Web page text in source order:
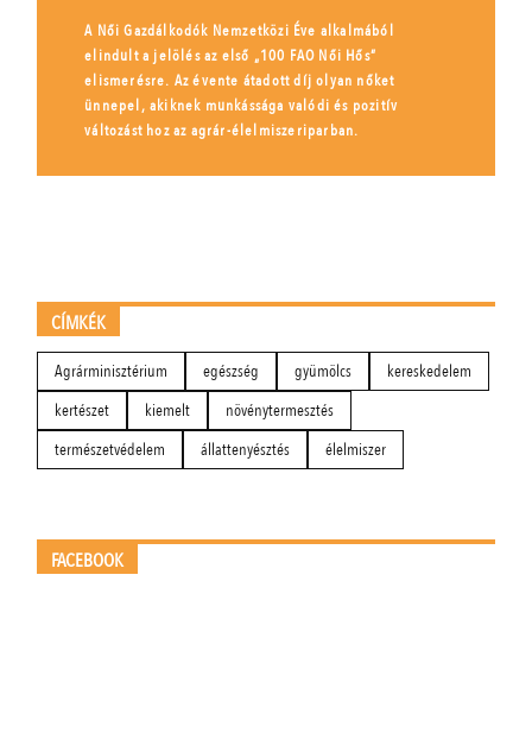
A Női Gazdálkodók Nemzetközi Éve alkalmából
elindult a jelölés az első „100 FAO Női Hős”
elismerésre. Az évente átadott díj olyan nőket
ünnepel, akiknek munkássága valódi és pozitív
változást hoz az agrár-élelmiszeriparban.
CÍMKÉK
Agrárminisztérium egészség gyümölcs
kereskedelem
kertészet
kiemelt
növénytermesztés
természetvédelem
állattenyésztés élelmiszer
FACEBOOK